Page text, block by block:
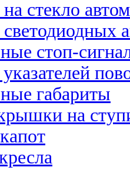
стекло
стоп-
габариты
на